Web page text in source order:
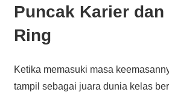
Puncak Karier dan
Ring
Ketika memasuki masa
tampil sebagai juara dunia kelas